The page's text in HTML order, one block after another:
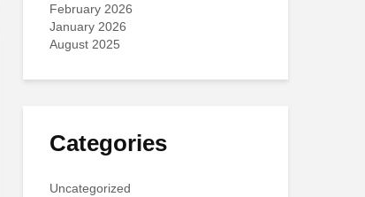
February 2026
January 2026
August 2025
Categories
Uncategorized